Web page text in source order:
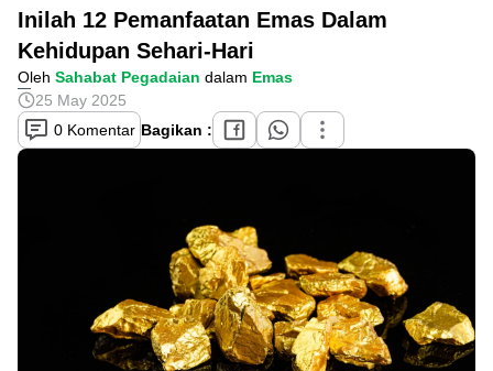
Inilah 12 Pemanfaatan Emas Dalam
Kehidupan Sehari-Hari
Oleh Sahabat Pegadaian dalam Emas
25 May 2025
0 Komentar Bagikan :